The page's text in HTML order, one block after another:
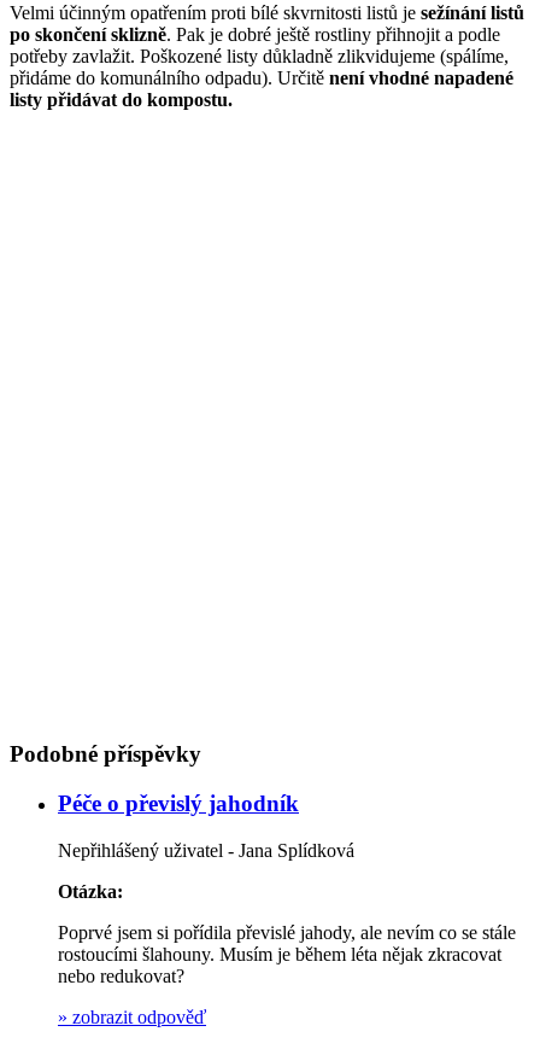
Velmi účinným opatřením proti bílé skvrnitosti listů je sežínání listů
po skončení sklizně. Pak je dobré ještě rostliny přihnojit a podle
potřeby zavlažit. Poškozené listy důkladně zlikvidujeme (spálíme,
přidáme do komunálního odpadu). Určitě není vhodné napadené
listy přidávat do kompostu.
Podobné příspěvky
Péče o převislý jahodník
Nepřihlášený uživatel - Jana Splídková
Otázka:
Poprvé jsem si pořídila převislé jahody, ale nevím co se stále
rostoucími šlahouny. Musím je během léta nějak zkracovat
nebo redukovat?
» zobrazit odpověď